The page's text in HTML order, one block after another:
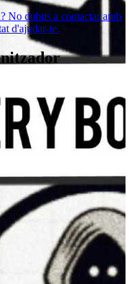
No dubtis a contactar amb
d'ajudar-te.